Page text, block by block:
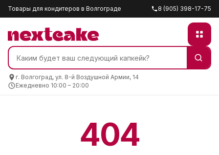
Товары для кондитеров в Волгограде 8 (905) 398-17-75
г. Волгоград, ул. 8-й Воздушной Армии, 14
Ежедневно 10:00 – 20:00
404